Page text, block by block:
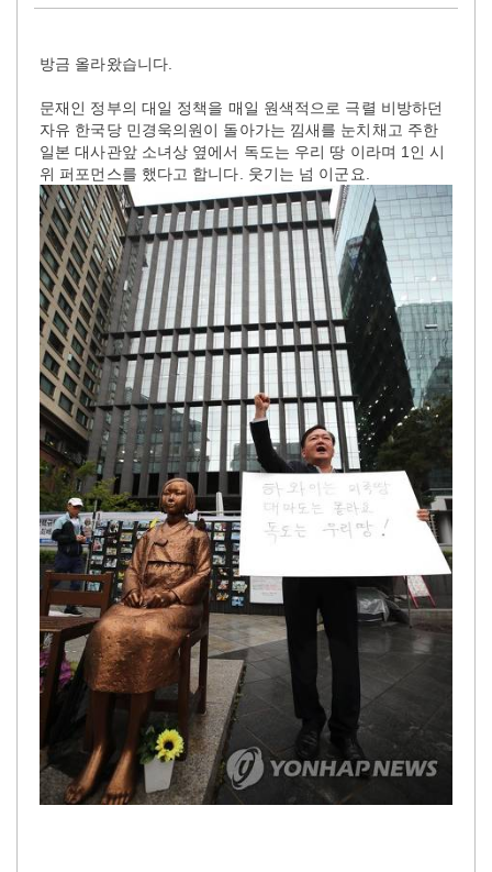
방금 올라왔습니다.
문재인 정부의 대일 정책을 매일 원색적으로 극렬 비방하던
자유 한국당 민경욱의원이 돌아가는 낌새를 눈치채고 주한
일본 대사관앞 소녀상 옆에서 독도는 우리 땅 이라며 1인 시
위 퍼포먼스를 했다고 합니다. 웃기는 넘 이군요.